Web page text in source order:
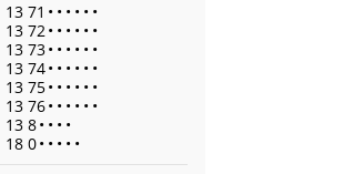
13 71 • • • • • •
13 72• • • • • •
13 73• • • • • •
13 74• • • • • •
13 75• • • • • •
13 76• • • • • •
13 8• • • •
18 0• • • • •